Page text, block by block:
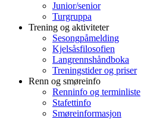
Junior/senior
Turgruppa
Trening og aktiviteter
Sesongpåmelding
Kjelsåsfilosofien
Langrennshåndboka
Treningstider og priser
Renn og smøreinfo
Renninfo og terminliste
Stafettinfo
Smøreinformasjon